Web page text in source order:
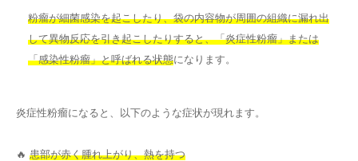
粉瘤が細菌感染を起こしたり、袋の内容物が周囲の組織に漏れ出
して異物反応を引き起こしたりすると、「炎症性粉瘤」または
「感染性粉瘤」と呼ばれる状態になります。
炎症性粉瘤になると、以下のような症状が現れます。
🔥 患部が赤く腫れ上がり、熱を持つ